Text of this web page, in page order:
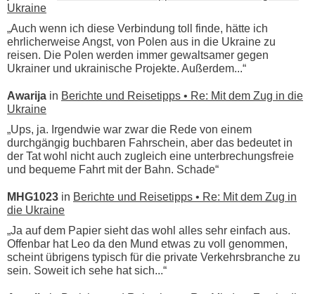
Ukraine
„Auch wenn ich diese Verbindung toll finde, hätte ich
ehrlicherweise Angst, von Polen aus in die Ukraine zu
reisen. Die Polen werden immer gewaltsamer gegen
Ukrainer und ukrainische Projekte. Außerdem...“
Awarija in Berichte und Reisetipps • Re: Mit dem Zug in die
Ukraine
„Ups, ja. Irgendwie war zwar die Rede von einem
durchgängig buchbaren Fahrschein, aber das bedeutet in
der Tat wohl nicht auch zugleich eine unterbrechungsfreie
und bequeme Fahrt mit der Bahn. Schade“
MHG1023 in Berichte und Reisetipps • Re: Mit dem Zug in
die Ukraine
„Ja auf dem Papier sieht das wohl alles sehr einfach aus.
Offenbar hat Leo da den Mund etwas zu voll genommen,
scheint übrigens typisch für die private Verkehrsbranche zu
sein. Soweit ich sehe hat sich...“